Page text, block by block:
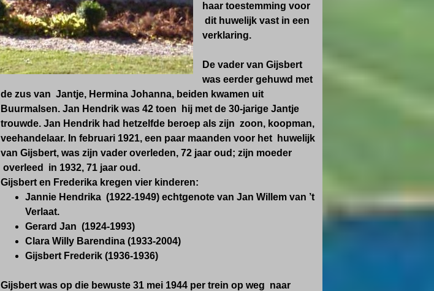
haar toestemming voor
dit huwelijk vast in een
verklaring.
De vader van Gijsbert
was eerder gehuwd met
de zus van Jantje, Hermina Johanna, beiden kwamen uit
Buurmalsen. Jan Hendrik was 42 toen hij met de 30-jarige Jantje
trouwde. Jan Hendrik had hetzelfde beroep als zijn zoon, koopman,
veehandelaar. In februari 1921, een paar maanden voor het huwelijk
van Gijsbert, was zijn vader overleden, 72 jaar oud; zijn moeder
overleed in 1932, 71 jaar oud.
Gijsbert en Frederika kregen vier kinderen:
Jannie Hendrika(1922-1949) echtgenote van Jan Willem van ’t
Verlaat.
Gerard Jan (1924-1993)
Clara Willy Barendina (1933-2004)
Gijsbert Frederik(1936-1936)
Gijsbert was op die bewuste 31 mei 1944 per trein op weg naar